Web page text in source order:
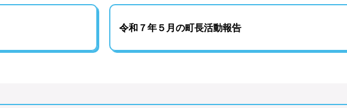
令和７年５月の町長活動報告